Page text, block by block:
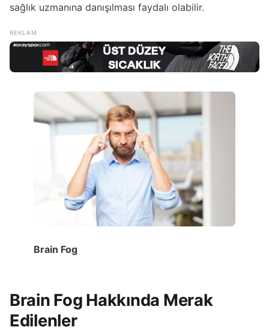
sağlık uzmanına danışılması faydalı olabilir.
Brain Fog
Brain Fog Hakkında Merak
Edilenler